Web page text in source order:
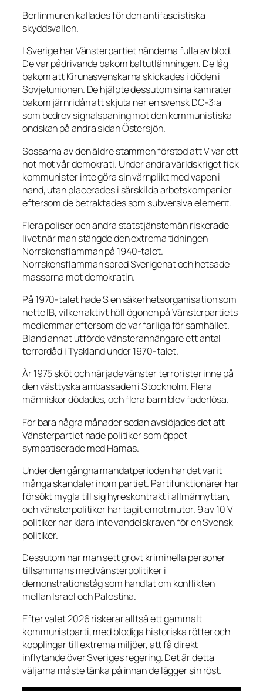
Berlinmuren kallades för den antifascistiska
skyddsvallen.
I Sverige har Vänsterpartiet händerna fulla av blod.
De var pådrivande bakom baltutlämningen. De låg
bakom att Kirunasvenskarna skickades i döden i
Sovjetunionen. De hjälpte dessutom sina kamrater
bakom järnridån att skjuta ner en svensk DC-3:a
som bedrev signalspaning mot den kommunistiska
ondskan på andra sidan Östersjön.
Sossarna av den äldre stammen förstod att V var ett
hot mot vår demokrati. Under andra världskriget fick
kommunister inte göra sin värnplikt med vapen i
hand, utan placerades i särskilda arbetskompanier
eftersom de betraktades som subversiva element.
Flera poliser och andra statstjänstemän riskerade
livet när man stängde den extrema tidningen
Norrskensflamman på 1940-talet.
Norrskensflamman spred Sverigehat och hetsade
massorna mot demokratin.
På 1970-talet hade S en säkerhetsorganisation som
hette IB, vilken aktivt höll ögonen på Vänsterpartiets
medlemmar eftersom de var farliga för samhället.
Bland annat utförde vänsteranhängare ett antal
terrordåd i Tyskland under 1970-talet.
År 1975 sköt och härjade vänster terrorister inne på
den västtyska ambassaden i Stockholm. Flera
människor dödades, och flera barn blev faderlösa.
För bara några månader sedan avslöjades det att
Vänsterpartiet hade politiker som öppet
sympatiserade med Hamas.
Under den gångna mandatperioden har det varit
många skandaler inom partiet. Partifunktionärer har
försökt mygla till sig hyreskontrakt i allmännyttan,
och vänsterpolitiker har tagit emot mutor. 9 av 10 V
politiker har klara inte vandelskraven för en Svensk
politiker.
Dessutom har man sett grovt kriminella personer
tillsammans med vänsterpolitiker i
demonstrationståg som handlat om konflikten
mellan Israel och Palestina.
Efter valet 2026 riskerar alltså ett gammalt
kommunistparti, med blodiga historiska rötter och
kopplingar till extrema miljöer, att få direkt
inflytande över Sveriges regering. Det är detta
väljarna måste tänka på innan de lägger sin röst.